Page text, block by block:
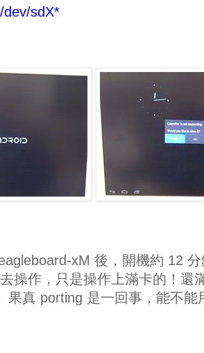
sdX*
xM 後，開機約 12
操作，只是操作上滿卡的！還
果真 porting 是一回事，能不能